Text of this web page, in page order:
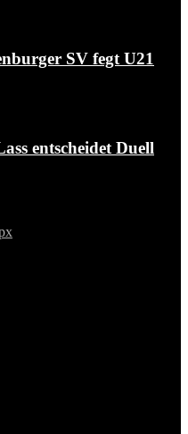
SV fegt U21
entscheidet Duell